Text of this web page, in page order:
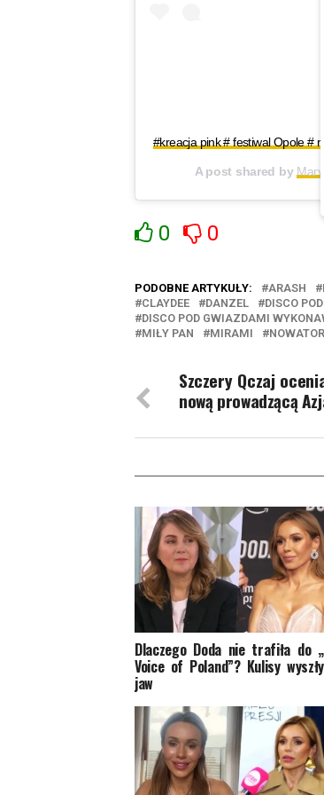
#kreacja pink # festiwal Opole #
A post shared by
0 0
PODOBNE ARTYKUŁY: ARASH
CLAYDEE
DANZEL DISCO
DISCO POD GWIAZDAMI
MIŁY PAN
MIRAMI NOWATOR
Szczery Qczaj
nową prowadzącą
Dlaczego Doda nie trafiła do
Voice of Poland”? Kulisy
jaw